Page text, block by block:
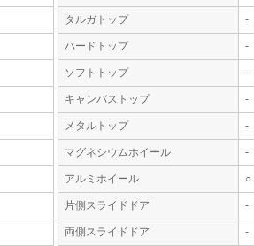
タルガトップ -
ハードトップ -
ソフトトップ -
キャンバストップ -
メタルトップ -
マグネシウムホイール -
アルミホイール ○
片側スライドドア -
両側スライドドア -